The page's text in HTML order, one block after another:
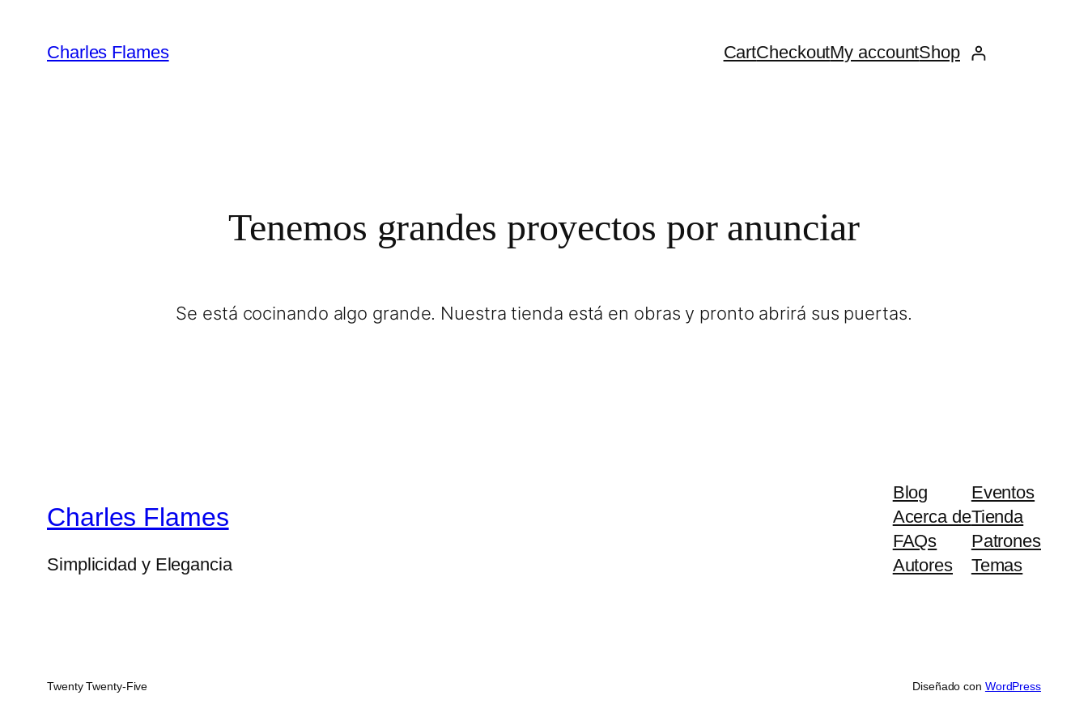
Charles Flames CartCheckoutMy accountShop
Tenemos grandes proyectos por anunciar
Se está cocinando algo grande. Nuestra tienda está en obras y pronto abrirá sus puertas.
Charles Flames
Simplicidad y Elegancia
Blog
Acerca de
FAQs
Autores
Eventos
Tienda
Patrones
Temas
Twenty Twenty-Five Diseñado con WordPress